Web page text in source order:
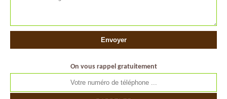
On vous rappel gratuitement